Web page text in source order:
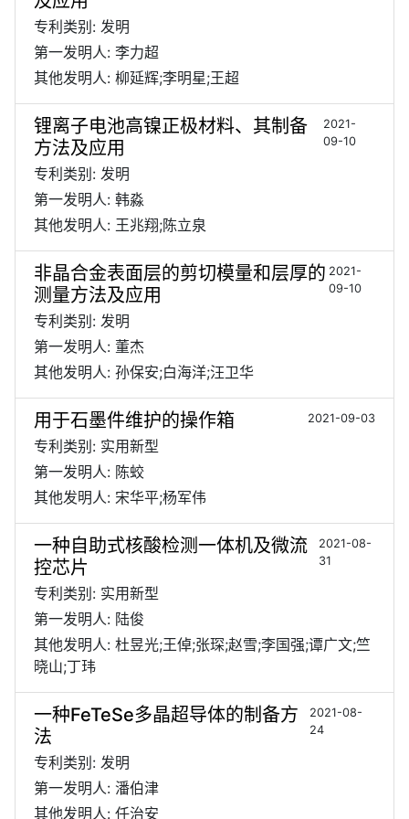
专利类别: 发明
第一发明人: 李力超
其他发明人: 柳延辉;李明星;王超
锂离子电池高镍正极材料、其制备
方法及应用
2021-
09-10
专利类别: 发明
第一发明人: 韩淼
其他发明人: 王兆翔;陈立泉
非晶合金表面层的剪切模量和层厚的
测量方法及应用
2021-
09-10
专利类别: 发明
第一发明人: 董杰
其他发明人: 孙保安;白海洋;汪卫华
用于石墨件维护的操作箱 2021-09-03
专利类别: 实用新型
第一发明人: 陈蛟
其他发明人: 宋华平;杨军伟
一种自助式核酸检测一体机及微流
控芯片
2021-08-
31
专利类别: 实用新型
第一发明人: 陆俊
其他发明人: 杜昱光;王倬;张琛;赵雪;李国强;谭广文;竺
晓山;丁玮
一种FeTeSe多晶超导体的制备方
法
2021-08-
24
专利类别: 发明
第一发明人: 潘伯津
其他发明人: 任治安